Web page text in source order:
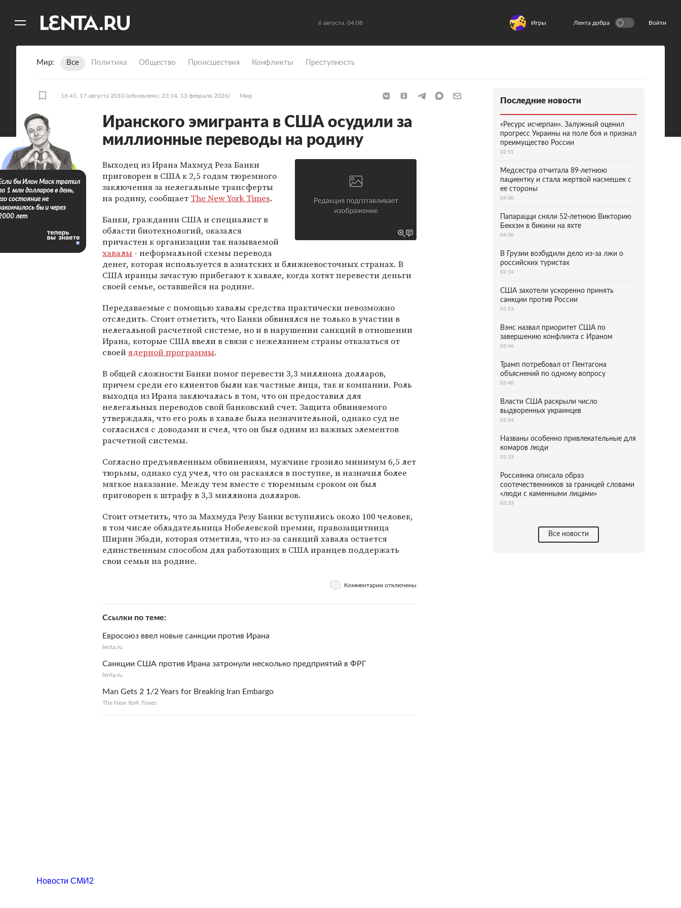
6 августа, 04:08 Игры Лента добра Войти
Мир Все Политика Общество Происшествия Конфликты Преступность
16:41, 17 августа 2010 (обновлено: 23:14, 13 февраля 2026) Мир
Иранского эмигранта в США осудили за
миллионные переводы на родину
Выходец из Ирана Махмуд Реза Банки
приговорен в США к 2,5 годам тюремного
заключения за нелегальные трансферты
на родину, сообщает The New York Times.
Банки, гражданин США и специалист в
области биотехнологий, оказался
причастен к организации так называемой
хавалы - неформальной схемы перевода
денег, которая используется в азиатских и ближневосточных странах. В
США иранцы зачастую прибегают к хавале, когда хотят перевести деньги
своей семье, оставшейся на родине.
Передаваемые с помощью хавалы средства практически невозможно
отследить. Стоит отметить, что Банки обвинялся не только в участии в
нелегальной расчетной системе, но и в нарушении санкций в отношении
Ирана, которые США ввели в связи с нежеланием страны отказаться от
своейядерной программы.
В общей сложности Банки помог перевести 3,3 миллиона долларов,
причем среди его клиентов были как частные лица, так и компании. Роль
выходца из Ирана заключалась в том, что он предоставил для
нелегальных переводов свой банковский счет. Защита обвиняемого
утверждала, что его роль в хавале была незначительной, однако суд не
согласился с доводами и счел, что он был одним из важных элементов
расчетной системы.
Согласно предъявленным обвинениям, мужчине грозило минимум 6,5 лет
тюрьмы, однако суд учел, что он раскаялся в поступке, и назначил более
мягкое наказание. Между тем вместе с тюремным сроком он был
приговорен к штрафу в 3,3 миллиона долларов.
Стоит отметить, что за Махмуда Резу Банки вступились около 100 человек,
в том числе обладательница Нобелевской премии, правозащитница
Ширин Эбади, которая отметила, что из-за санкций хавала остается
единственным способом для работающих в США иранцев поддержать
свои семьи на родине.
Комментарии отключены
Ссылки по теме
Евросоюз ввел новые санкции против Ирана
lenta.ru
Санкции США против Ирана затронули несколько предприятий в ФРГ
lenta.ru
Man Gets 2 1/2 Years for Breaking Iran Embargo
The New York Times
бы Илон Маск тратил
1 млн долларов в день,
состояние не
бы и через
лет
Последние новости
«Ресурс исчерпан». Залужный оценил
прогресс Украины на поле боя и признал
преимущество России
02:51
Медсестра отчитала 89-летнюю
пациентку и стала жертвой насмешек с
ее стороны
04:00
Папарацци сняли 52-летнюю Викторию
Бекхэм в бикини на яхте
04:00
В Грузии возбудили дело из-за лжи о
российских туристах
03:54
США захотели ускоренно принять
санкции против России
03:53
Вэнс назвал приоритет США по
завершению конфликта с Ираном
03:46
Трамп потребовал от Пентагона
объяснений по одному вопросу
03:40
Власти США раскрыли число
выдворенных украинцев
03:34
Названы особенно привлекательные для
комаров люди
03:33
Россиянка описала образ
соотечественников за границей словами
«люди с каменными лицами»
03:33
Все новости
Новости СМИ2